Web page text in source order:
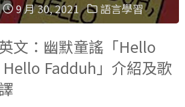
9 月 30, 2021 語言學習
文：幽默童謠「Hello
Fadduh」介紹及歌